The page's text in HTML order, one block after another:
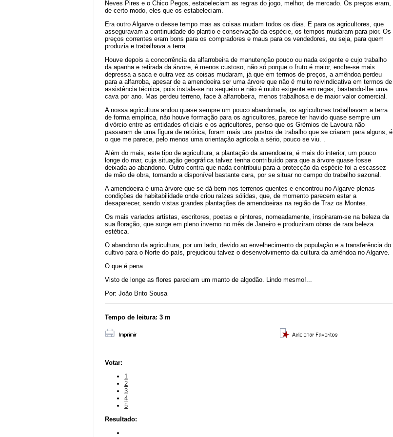
Neves Pires e o Chico Pegos, estabeleciam as regras do jogo, melhor, de mercado. Os preços eram,
de certo modo, eles que os estabeleciam.
Era outro Algarve o desse tempo mas as coisas mudam todos os dias. E para os agricultores, que
asseguravam a continuidade do plantio e conservação da espécie, os tempos mudaram para pior. Os
preços correntes eram bons para os compradores e maus para os vendedores, ou seja, para quem
produzia e trabalhava a terra.
Houve depois a concorrência da alfarrobeira de manutenção pouco ou nada exigente e cujo trabalho
da apanha e retirada da árvore, é menos custoso, não só porque o fruto é maior, enche-se mais
depressa a saca e outra vez as coisas mudaram, já que em termos de preços, a amêndoa perdeu
para a alfarroba, apesar de a amendoeira ser uma árvore que não é muito reivindicativa em termos de
assistência técnica, pois instala-se no sequeiro e não é muito exigente em regas, bastando-lhe uma
cava por ano. Mas perdeu terreno, face à alfarrobeira, menos trabalhosa e de maior valor comercial.
A nossa agricultura andou quase sempre um pouco abandonada, os agricultores trabalhavam a terra
de forma empírica, não houve formação para os agricultores, parece ter havido quase sempre um
divórcio entre as entidades oficiais e os agricultores, penso que os Grémios de Lavoura não
passaram de uma figura de retórica, foram mais uns postos de trabalho que se criaram para alguns, é
o que me parece, pelo menos uma orientação agrícola a sério, pouco se viu. .
Além do mais, este tipo de agricultura, a plantação da amendoeira, é mais do interior, um pouco
longe do mar, cuja situação geográfica talvez tenha contribuído para que a árvore quase fosse
deixada ao abandono. Outro contra que nada contribuiu para a protecção da espécie foi a escassez
de mão de obra, tornando a disponível bastante cara, por se situar no campo do trabalho sazonal.
A amendoeira é uma árvore que se dá bem nos terrenos quentes e encontrou no Algarve plenas
condições de habitabilidade onde criou raízes sólidas, que, de momento parecem estar a
desaparecer, sendo vistas grandes plantações de amendoeiras na região de Traz os Montes.
Os mais variados artistas, escritores, poetas e pintores, nomeadamente, inspiraram-se na beleza da
sua floração, que surge em pleno inverno no mês de Janeiro e produziram obras de rara beleza
estética.
O abandono da agricultura, por um lado, devido ao envelhecimento da população e a transferência do
cultivo para o Norte do país, prejudicou talvez o desenvolvimento da cultura da amêndoa no Algarve.
O que é pena.
Visto de longe as flores pareciam um manto de algodão. Lindo mesmo!...
Por: João Brito Sousa
Tempo de leitura: 3 m
Votar:
1
2
3
4
5
Resultado: